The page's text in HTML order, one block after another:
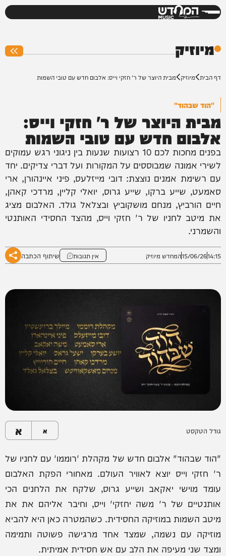
המחדש
מיוזיק
דף הבית מיוזיק מבית היוצר של ר' חזקי וייס: אלבום חדש עם טובי השמות
"הוד שבהוד"
מבית היוצר של ר' חזקי וייס:
אלבום חדש עם טובי השמות
בפנים מחכות לכם 10 רצועות שנעות בין ניגוני רגש עמוקים
לשירי אמונה שמבוססים על המקורות ועל דברי צדיקים. יחד
עם רשימת אמנים נוצצת: דובי מייזלעס, פיני איינהורן, ארי
סאמעט, שייע ברקו, שייע גרוס, יואלי קליין, מרדכי קאהן,
חיים הורביץ, מנחם מושקוביץ ובצלאל גולד. האלבום מציג
את מיטב לחניו של ר' חזקי וייס, מהצד החסידי האותנטי
והשמרני.
14:15
15/06/26המחדש מיוזיק אין תגובות שיתוף הכתבה
גודל הטקסט א א
"הוד שבהוד" אלבום חדש של מקהלת 'רוממו' עם לחניו של
ר' חזקי וייס יוצא לאוויר העולם. מאחורי הפקת האלבום
עומד מוישי יאקאב ושייע גרוס, שלקח את הלחנים הכי
אותנטיים של ר' משה יחזקי' וייס, וחיבר אליהם את את
מיטב השמות במוזיקה החסידית. כשהמטרה כאן היא להביא
מוזיקה עם נשמה, שמצד אחד מרגישה פשוטה ותמימה
ומצד שני מעיפה את הלב עם אש חסידית אמיתית.